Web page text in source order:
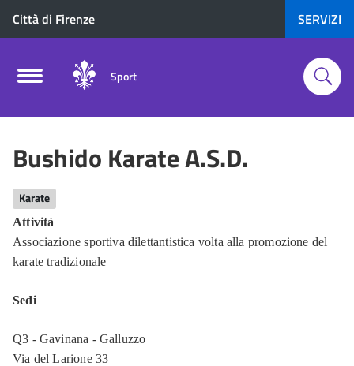
Città di Firenze SERVIZI
Sport
Bushido Karate A.S.D.
Karate
Attività
Associazione sportiva dilettantistica volta alla promozione del
karate tradizionale
Sedi
Q3 - Gavinana - Galluzzo
Via del Larione 33